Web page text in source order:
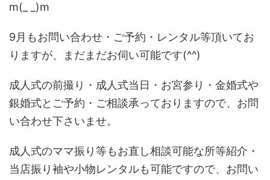
m(_ _)m
9月もお問い合わせ・ご予約・レンタル等頂いてお
りますが、まだまだお伺い可能です(^^)
成人式の前撮り・成人式当日・お宮参り・金婚式や
銀婚式とご予約・ご相談承っておりますので、お問
い合わせ下さいませ。
成人式のママ振り等もお直し相談可能な所等紹介・
当店振り袖や小物レンタルも可能ですので、お問い